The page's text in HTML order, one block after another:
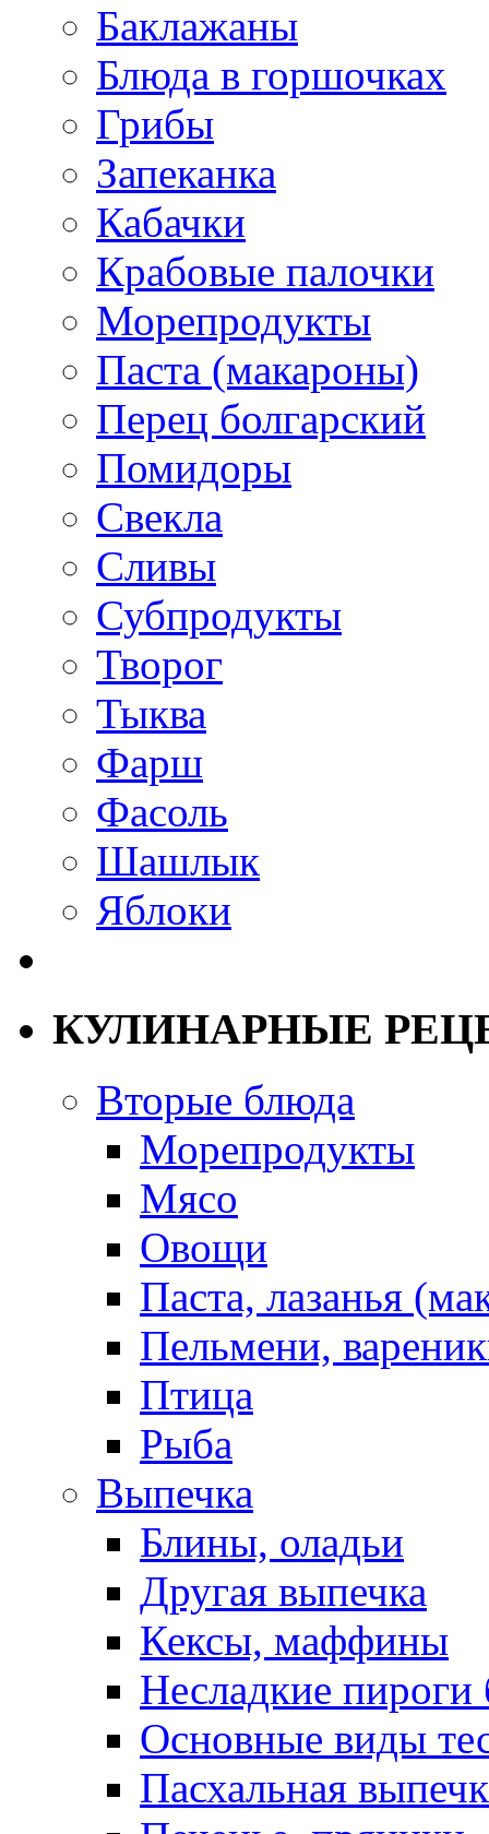
Баклажаны
Блюда в горшочках
Грибы
Запеканка
Кабачки
Крабовые палочки
Морепродукты
Паста (макароны)
Перец болгарский
Помидоры
Свекла
Сливы
Субпродукты
Творог
Тыква
Фарш
Фасоль
Шашлык
Яблоки
КУЛИНАРНЫЕ
Вторые блюда
Морепродукты
Мясо
Овощи
Паста, лазанья
Пельмени,
Птица
Рыба
Выпечка
Блины, оладьи
Другая выпечка
Кексы, маффины
Несладкие пироги
Основные виды
Пасхальная